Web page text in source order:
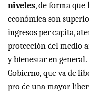
niveles, de forma que
económica son
ingresos per capita,
protección del medio
y bienestar en
Gobierno, que va de
pro de una mayor